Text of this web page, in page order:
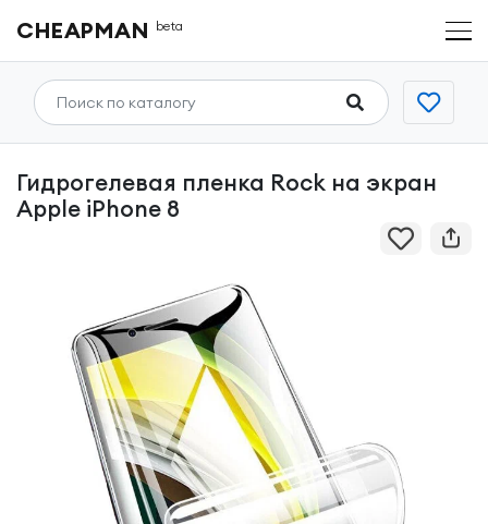
CHEAPMAN beta
Гидрогелевая пленка Rock на экран
Apple iPhone 8